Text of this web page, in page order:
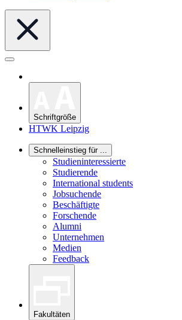
Schriftgröße
HTWK Leipzig
Schnelleinstieg für ...
Studieninteressierte
Studierende
International students
Jobsuchende
Beschäftigte
Forschende
Alumni
Unternehmen
Medien
Feedback
Fakultäten